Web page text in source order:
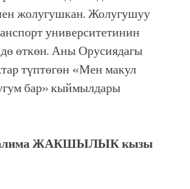
жолугушкан. Жолугушуу
университетинин
өткөн. Аны Орусиядагы
түптөгөн «Мен макул
бар» кыймылдары
ЖАКШЫЛЫК кызы